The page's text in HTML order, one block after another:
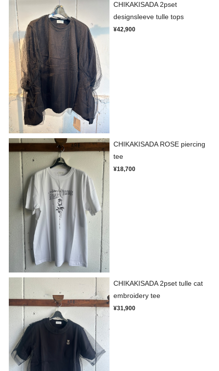
CHIKAKISADA 2pset
designsleeve tulle tops
¥42,900
CHIKAKISADA ROSE piercing
tee
¥18,700
CHIKAKISADA 2pset tulle cat
embroidery tee
¥31,900